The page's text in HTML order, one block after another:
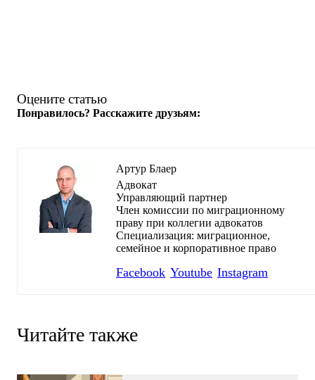
Оцените статью
Понравилось? Расскажите друзьям:
Артур Блаер
Адвокат
Управляющий партнер
Член комиссии по миграционному
праву при коллегии адвокатов
Специализация: миграционное,
семейное и корпоративное право
Facebook Youtube Instagram
Читайте также